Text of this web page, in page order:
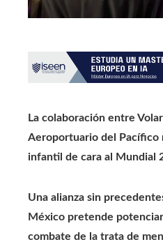
La colaboración entre
Aeroportuario del Pacífico
infantil de cara al Mundial
Una alianza sin
México pretende
combate de la trata de